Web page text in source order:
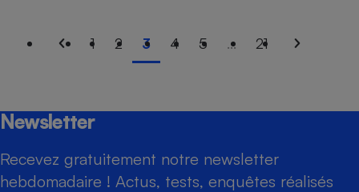
1 2 3 4 5 ... 21
Newsletter
Recevez gratuitement notre newsletter
hebdomadaire ! Actus, tests, enquêtes réalisés